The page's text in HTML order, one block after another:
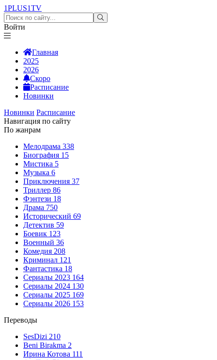
1PLUS1TV
Войти
Главная
2025
2026
Скоро
Расписание
Новинки
Новинки Расписание
Навигация по сайту
По жанрам
Мелодрама 338
Биография 15
Мистика 5
Музыка 6
Приключения 37
Триллер 86
Фэнтези 18
Драма 750
Исторический 69
Детектив 59
Боевик 123
Военный 36
Комедия 208
Криминал 121
Фантастика 18
Сериалы 2023 164
Сериалы 2024 130
Сериалы 2025 169
Сериалы 2026 153
Переводы
SesDizi 210
Beni Birakma 2
Ирина Котова 111